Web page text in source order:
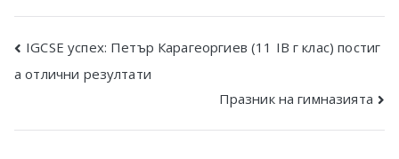
Post
navigation
IGCSE успех: Петър Карагеоргиев (11 IB г клас) постиг
а отлични резултати
Празник на гимназията